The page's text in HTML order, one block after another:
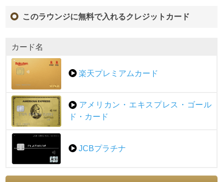
このラウンジに無料で入れるクレジットカード
カード名
楽天プレミアムカード
アメリカン・エキスプレス・ゴール
ド・カード
JCBプラチナ